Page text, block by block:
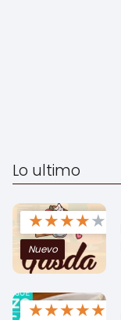
Lo ultimo
★★★★★
Nuevo
★★★★★